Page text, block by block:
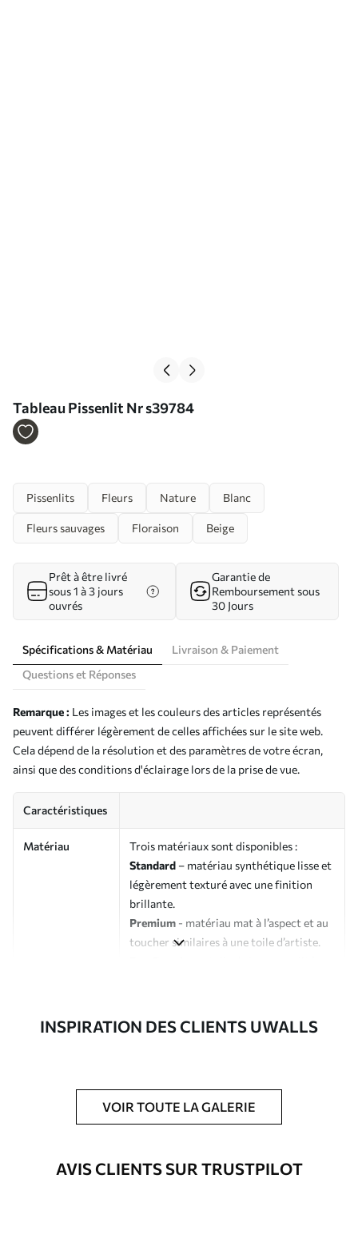
Tableau Pissenlit Nr s39784
Pissenlits Fleurs Nature Blanc
Fleurs sauvages Floraison Beige
Prêt à être livré
sous 1 à 3 jours
ouvrés
Garantie de
Remboursement sous
30 Jours
Spécifications & Matériau
Livraison & Paiement
Questions et Réponses
Remarque : Les images et les couleurs des articles représentés
peuvent différer légèrement de celles affichées sur le site web.
Cela dépend de la résolution et des paramètres de votre écran,
ainsi que des conditions d'éclairage lors de la prise de vue.
Caractéristiques
Matériau
Trois matériaux sont disponibles :
Standard – matériau synthétique lisse et
légèrement texturé avec une finition
brillante.
Premium - matériau mat à l’aspect et au
toucher similaires à une toile d’artiste.
Possibilité d'ajouter un vernis
protecteur pour renforcer la durabilité
du tableau.
Matériaux disponibles
INSPIRATION DES CLIENTS UWALLS
VOIR TOUTE LA GALERIE
AVIS CLIENTS SUR TRUSTPILOT